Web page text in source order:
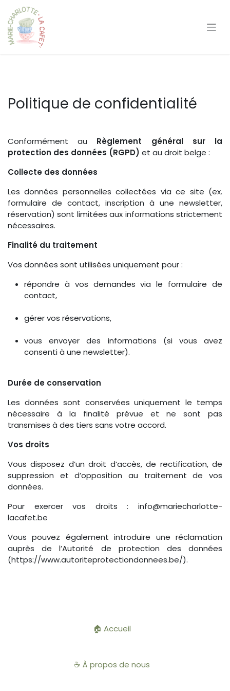
Se rendre au contenu
Politique de confidentialité
Conformément au Règlement général sur la
protection des données (RGPD) et au droit belge :
Collecte des données
Les données personnelles collectées via ce site (ex.
formulaire de contact, inscription à une newsletter,
réservation) sont limitées aux informations strictement
nécessaires.
Finalité du traitement
Vos données sont utilisées uniquement pour :
répondre à vos demandes via le formulaire de
contact,
gérer vos réservations,
vous envoyer des informations (si vous avez
consenti à une newsletter).
Durée de conservation
Les données sont conservées uniquement le temps
nécessaire à la finalité prévue et ne sont pas
transmises à des tiers sans votre accord.
Vos droits
Vous disposez d’un droit d’accès, de rectification, de
suppression et d’opposition au traitement de vos
données.
Pour exercer vos droits : info@mariecharlotte-
lacafet.be
Vous pouvez également introduire une réclamation
auprès de l’Autorité de protection des données
(https://www.autoriteprotectiondonnees.be/).
🏠 Accueil
☕ À propos de nous